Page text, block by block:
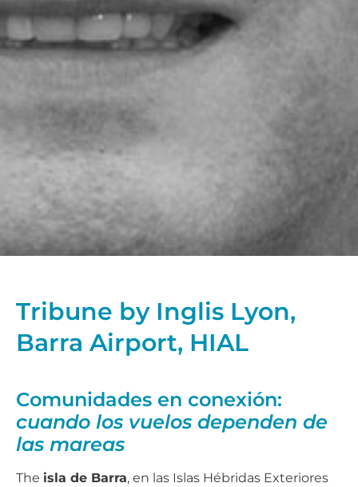
Tribune by Inglis Lyon,
Barra Airport, HIAL
Comunidades en conexión:
cuando los vuelos dependen de
las mareas
The isla de Barra, en las Islas Hébridas Exteriores